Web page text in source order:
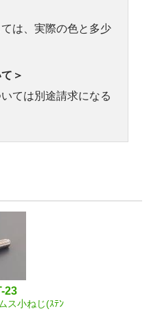
は、実際の色と多少
＞
ては別途請求になる
23
ス小ねじ(ｽﾃﾝ